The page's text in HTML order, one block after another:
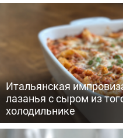
Итальянская
лазанья с сыром из
холодильнике